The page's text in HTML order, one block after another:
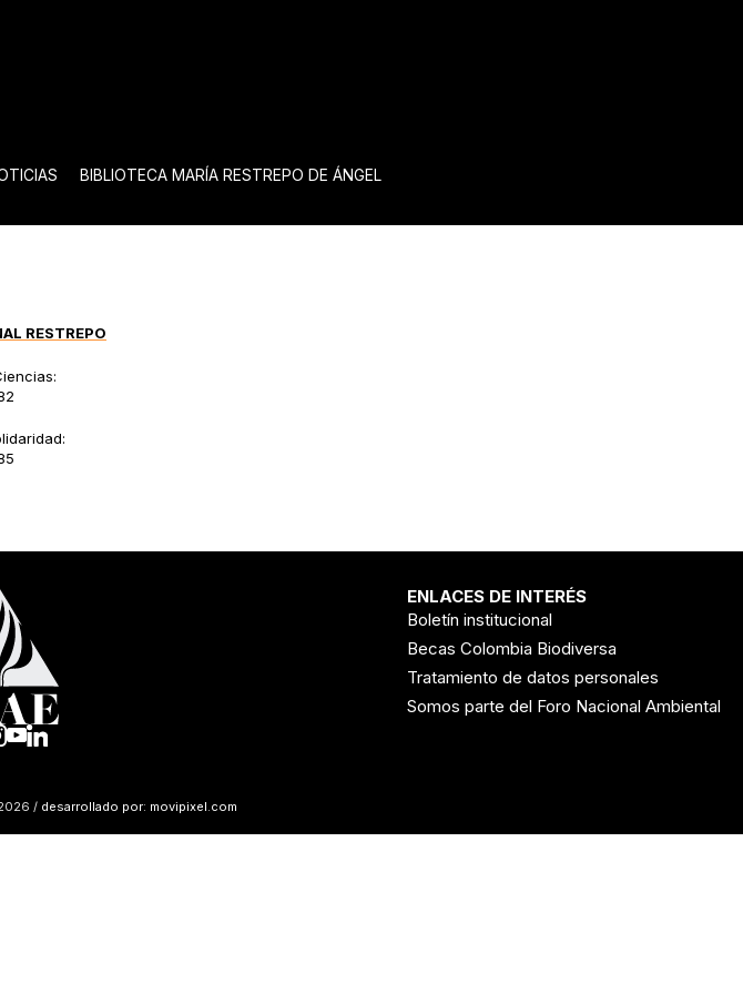
BIBLIOTECA MARÍA RESTREPO DE ÁNGEL
RESTREPO
ENLACES DE INTERÉS
Boletín institucional
Becas Colombia Biodiversa
Tratamiento de datos personales
Somos parte del Foro Nacional Ambiental
/ desarrollado por: movipixel.com